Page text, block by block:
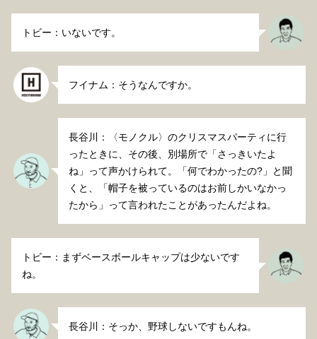
トビー：いないです。
フイナム：そうなんですか。
長谷川：〈モノクル〉のクリスマスパーティに行
ったときに、その後、別場所で「さっきいたよ
ね」って声かけられて。「何でわかったの?」と聞
くと、「帽子を被っているのはお前しかいなかっ
たから」って言われたことがあったんだよね。
トビー：まずベースボールキャップは少ないです
ね。
長谷川：そっか、野球しないですもんね。